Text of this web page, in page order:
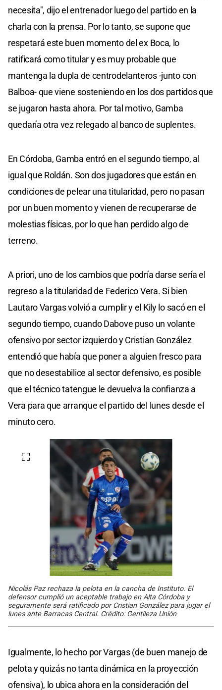
necesita", dijo el entrenador luego del partido en la
charla con la prensa. Por lo tanto, se supone que
respetará este buen momento del ex Boca, lo
ratificará como titular y es muy probable que
mantenga la dupla de centrodelanteros -junto con
Balboa- que viene sosteniendo en los dos partidos que
se jugaron hasta ahora. Por tal motivo, Gamba
quedaría otra vez relegado al banco de suplentes.
En Córdoba, Gamba entró en el segundo tiempo, al
igual que Roldán. Son dos jugadores que están en
condiciones de pelear una titularidad, pero no pasan
por un buen momento y vienen de recuperarse de
molestias físicas, por lo que han perdido algo de
terreno.
A priori, uno de los cambios que podría darse sería el
regreso a la titularidad de Federico Vera. Si bien
Lautaro Vargas volvió a cumplir y el Kily lo sacó en el
segundo tiempo, cuando Dabove puso un volante
ofensivo por sector izquierdo y Cristian González
entendió que había que poner a alguien fresco para
que no desestabilice al sector defensivo, es posible
que el técnico tatengue le devuelva la confianza a
Vera para que arranque el partido del lunes desde el
minuto cero.
Nicolás Paz rechaza la pelota en la cancha de Instituto. El
defensor cumplió un aceptable trabajo en Alta Córdoba y
seguramente será ratificado por Cristian González para jugar el
lunes ante Barracas Central. Crédito: Gentileza Unión
Igualmente, lo hecho por Vargas (de buen manejo de
pelota y quizás no tanta dinámica en la proyección
ofensiva), lo ubica ahora en la consideración del